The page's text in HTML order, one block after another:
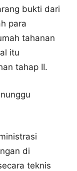
bukti dari
para
tahanan
itu
tahap II.
di
teknis